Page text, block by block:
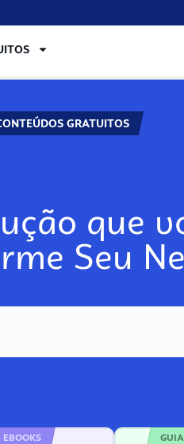
GRATUITOS
que
Seu
EBOOKS